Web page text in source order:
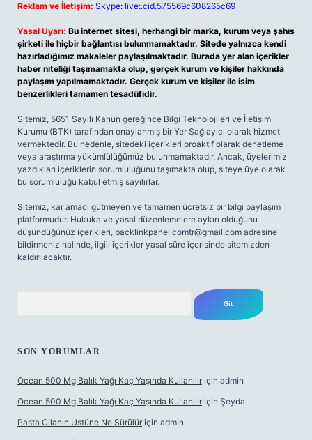
Reklam ve İletişim: Skype: live:.cid.575569c608265c69
Yasal Uyarı: Bu internet sitesi, herhangi bir marka, kurum veya şahıs
şirketi ile hiçbir bağlantısı bulunmamaktadır. Sitede yalnızca kendi
hazırladığımız makaleler paylaşılmaktadır. Burada yer alan içerikler
haber niteliği taşımamakta olup, gerçek kurum ve kişiler hakkında
paylaşım yapılmamaktadır. Gerçek kurum ve kişiler ile isim
benzerlikleri tamamen tesadüfidir.
Sitemiz, 5651 Sayılı Kanun gereğince Bilgi Teknolojileri ve İletişim
Kurumu (BTK) tarafından onaylanmış bir Yer Sağlayıcı olarak hizmet
vermektedir. Bu nedenle, sitedeki içerikleri proaktif olarak denetleme
veya araştırma yükümlülüğümüz bulunmamaktadır. Ancak, üyelerimiz
yazdıkları içeriklerin sorumluluğunu taşımakta olup, siteye üye olarak
bu sorumluluğu kabul etmiş sayılırlar.
Sitemiz, kar amacı gütmeyen ve tamamen ücretsiz bir bilgi paylaşım
platformudur. Hukuka ve yasal düzenlemelere aykırı olduğunu
düşündüğünüz içerikleri, backlinkpanelicomtr@gmail.com adresine
bildirmeniz halinde, ilgili içerikler yasal süre içerisinde sitemizden
kaldırılacaktır.
SON YORUMLAR
Ocean 500 Mg Balık Yağı Kaç Yaşında Kullanılır için admin
Ocean 500 Mg Balık Yağı Kaç Yaşında Kullanılır için Şeyda
Pasta Cilanın Üstüne Ne Sürülür için admin